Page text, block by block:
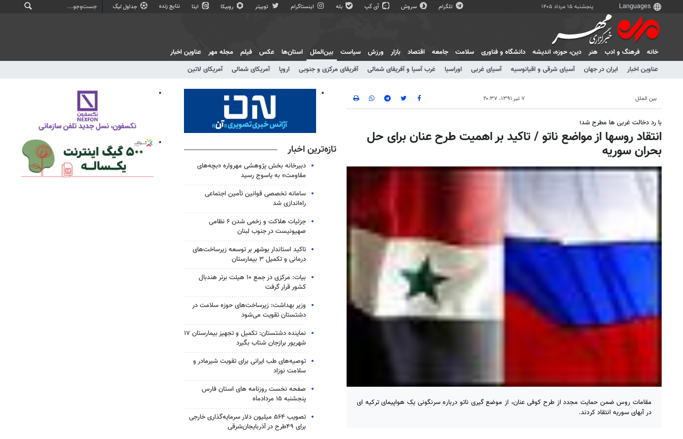
پنجشنبه ۱۵ مرداد ۱۴۰۵ تلگرام سروش آی گپ بله اینستاگرام توییتر روبیکا ایتا نتایج زنده جداول لیگ
خانه فرهنگ و ادب هنر دين، حوزه، انديشه دانشگاه و فناوری سلامت جامعه اقتصاد بازار ورزش سیاست
بین‌الملل
عناوین اخبار
ایران در جهان آسیای شرقی و اقیانوسیه آسیای غربی اوراسیا غرب آسیا و آفریقای شمالی آفریقای مرکزی و جنوبی اروپا آمریکای شمالی آمریکای لاتین
استان‌ها عکس فیلم مجله مهر عناوین اخبار
بین الملل ۷ تیر ۱۳۹۱، ۲۰:۳۷
با رد دخالت غربی ها مطرح شد؛
انتقاد روسها از مواضع ناتو / تاکید بر اهمیت طرح عنان برای حل
بحران سوریه
مقامات روس ضمن حمایت مجدد از طرح کوفی عنان، از موضع گیری ناتو درباره سرنگونی یک هواپیمای ترکیه ای
در آبهای سوریه انتقاد کردند.
تازه‌ترین اخبار
دبیرخانه بخش پژوهشی مهرواره «بچه‌های
مقاومت» به یاسوج رسید
سامانه تخصصی قوانین تأمین اجتماعی
راه‌اندازی شد
جزئیات هلاکت و زخمی شدن ۶ نظامی
صهیونیست در جنوب لبنان
تاکید استاندار بوشهر بر توسعه زیرساخت‌های
درمانی و تکمیل ۳ بیمارستان
بیات: مرکزی در جمع ۱۰ هیئت برتر هندبال
کشور قرار گرفت
وزیر بهداشت: زیرساخت‌های حوزه سلامت در
دشتستان تقویت می‌شود
نماینده دشتستان: تکمیل و تجهیز بیمارستان ۱۷
شهریور برازجان شتاب بگیرد
توصیه‌های طب ایرانی برای تقویت شیرمادر و
سلامت نوزاد
صفحه نخست روزنامه های استان فارس
پنجشنبه ۱۵ مردادماه
تصویب ۵۶۴ میلیون دلار سرمایه‌گذاری خارجی
برای ۴۹طرح در آذربایجان‌شرقی